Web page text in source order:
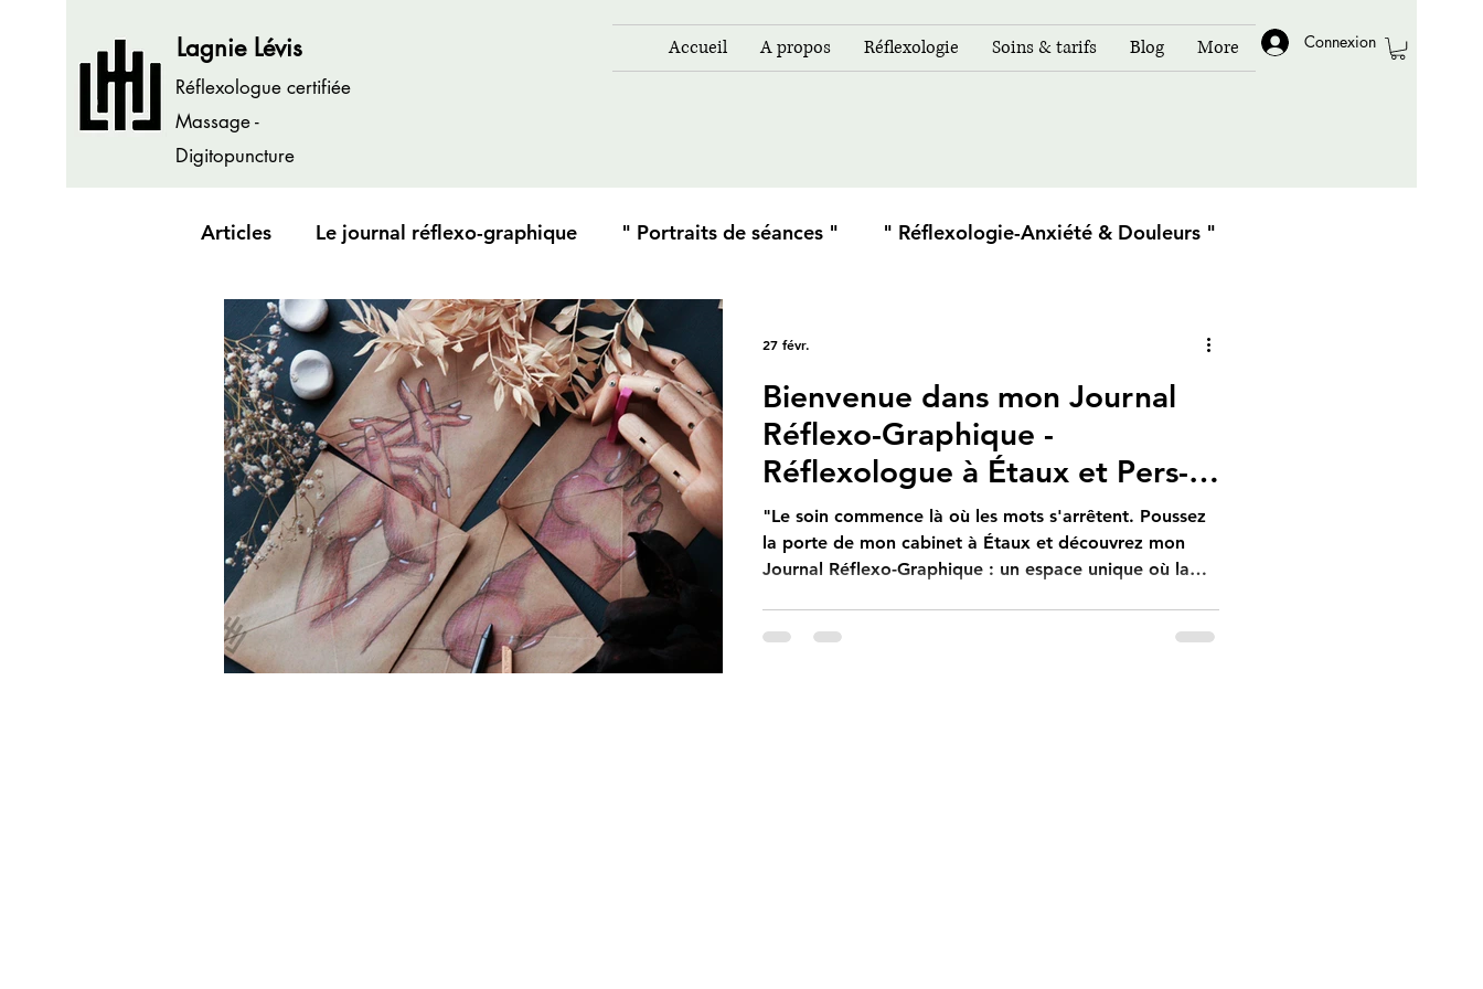
Lagnie Lévis
Réflexologue certifiée
Massage -
Digitopuncture
Accueil A propos Réflexologie Soins & tarifs Blog More Connexion
Articles Le journal réflexo-graphique " Portraits de séances " " Réflexologie-Anxiété & Douleurs "
" Créer pour apaiser son anxiété " Inspirations ou Rencontres
Bienvenue dans mon Journal
Réflexo-Graphique -
Réflexologue à Étaux et Pers-
Jussy
"Le soin commence là où les mots s'arrêtent. Poussez
la porte de mon cabinet à Étaux et découvrez mon
Journal Réflexo-Graphique : un espace unique où la
27 févr.